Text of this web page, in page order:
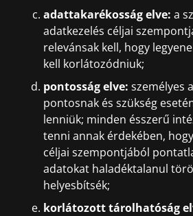
adattakarékosság elve: a
adatkezelés céljai
relevánsak kell, hogy
kell korlátozódniuk;
pontosság elve: személyes
pontosnak és szükség
lenniük; minden ésszerű
tenni annak érdekében,
céljai szempontjából
adatokat haladéktalanul
helyesbítsék;
korlátozott tárolhatóság